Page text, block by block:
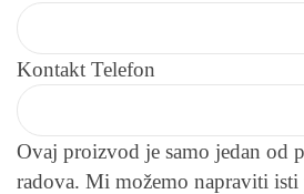
Kontakt Telefon
Ovaj proizvod je samo jedan od
radova. Mi možemo napraviti